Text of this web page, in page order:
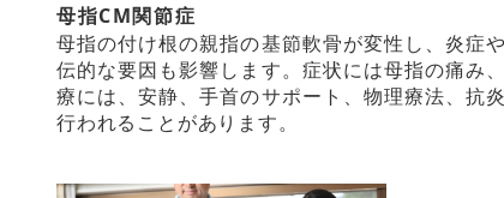
母指CM関節症
母指の付け根の親指の基節軟骨が変性し、炎症
伝的な要因も影響します。症状には母指の痛み
療には、安静、手首のサポート、物理療法、抗
行われることがあります。